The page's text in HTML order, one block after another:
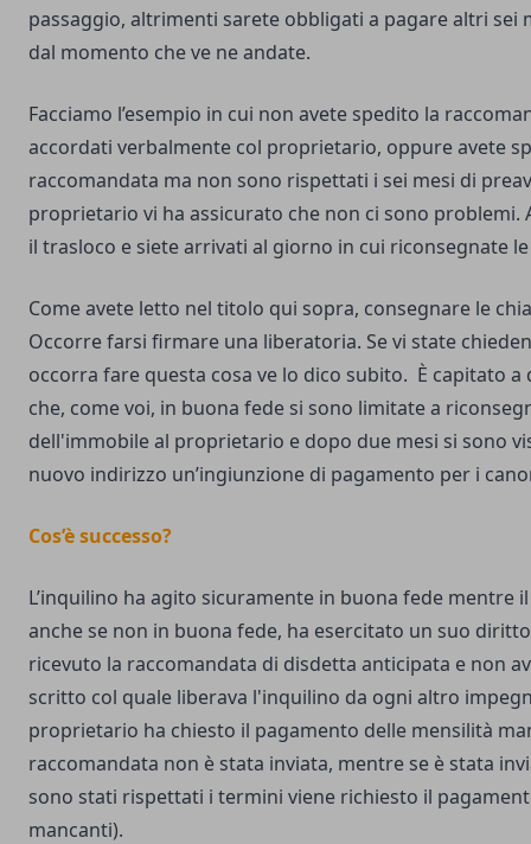
passaggio, altrimenti sarete obbligati a pagare altri sei
dal momento che ve ne andate.
Facciamo l’esempio in cui non avete spedito la
accordati verbalmente col proprietario, oppure avete
raccomandata ma non sono rispettati i sei mesi di
proprietario vi ha assicurato che non ci sono problemi.
il trasloco e siete arrivati al giorno in cui riconsegnate
Come avete letto nel titolo qui sopra, consegnare le
Occorre farsi firmare una liberatoria. Se vi state
occorra fare questa cosa ve lo dico subito. È capitato a
che, come voi, in buona fede si sono limitate a
dell'immobile al proprietario e dopo due mesi si sono
nuovo indirizzo un’ingiunzione di pagamento per i
Cos’è successo?
L’inquilino ha agito sicuramente in buona fede mentre
anche se non in buona fede, ha esercitato un suo
ricevuto la raccomandata di disdetta anticipata e non
scritto col quale liberava l'inquilino da ogni altro
proprietario ha chiesto il pagamento delle mensilità
raccomandata non è stata inviata, mentre se è stata
sono stati rispettati i termini viene richiesto il
mancanti).